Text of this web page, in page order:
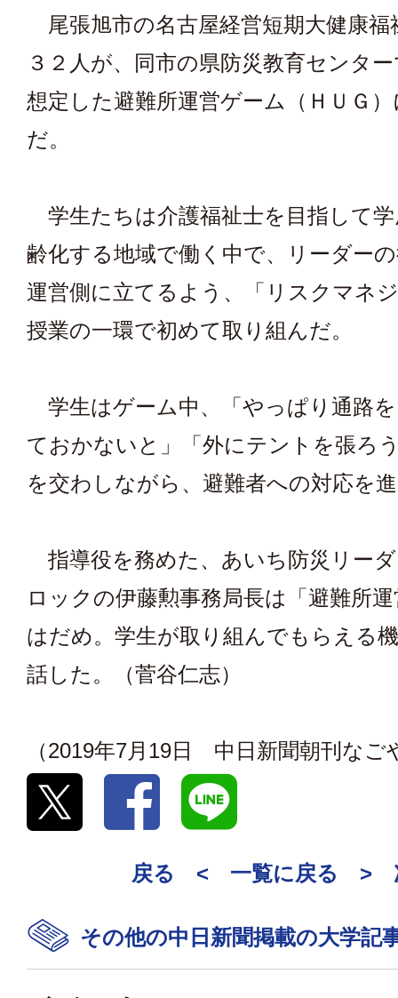
尾張旭市の名古屋経営短期大健康福
３２人が、同市の県防災教育センタ
想定した避難所運営ゲーム（ＨＵＧ
だ。
学生たちは介護福祉士を目指して
齢化する地域で働く中で、リーダー
運営側に立てるよう、「リスクマネ
授業の一環で初めて取り組んだ。
学生はゲーム中、「やっぱり通路
ておかないと」「外にテントを張ろ
を交わしながら、避難者への対応を
指導役を務めた、あいち防災リー
ロックの伊藤勲事務局長は「避難所
はだめ。学生が取り組んでもらえる
話した。（菅谷仁志）
（2019年7月19日 中日新聞朝刊なご
戻る < 一覧に戻る >
その他の中日新聞掲載の大学記